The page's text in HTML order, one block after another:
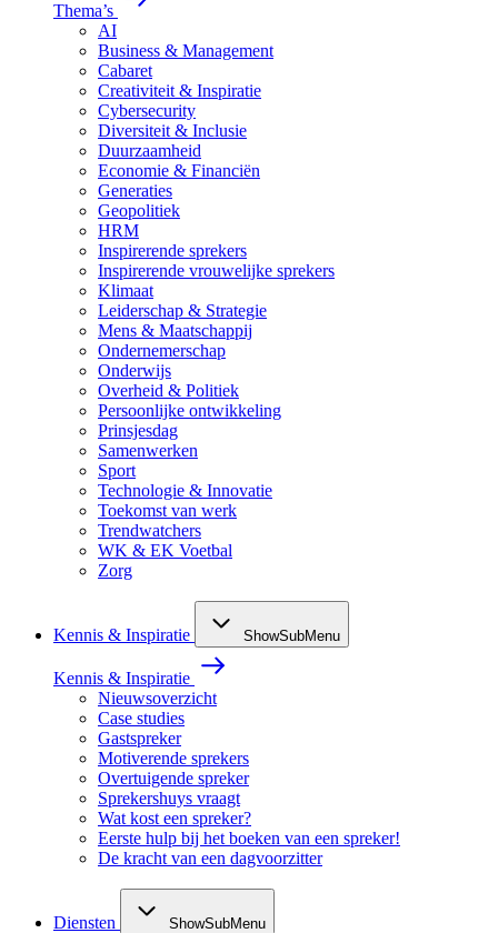
Thema’s
AI
Business & Management
Cabaret
Creativiteit & Inspiratie
Cybersecurity
Diversiteit & Inclusie
Duurzaamheid
Economie & Financiën
Generaties
Geopolitiek
HRM
Inspirerende sprekers
Inspirerende vrouwelijke sprekers
Klimaat
Leiderschap & Strategie
Mens & Maatschappij
Ondernemerschap
Onderwijs
Overheid & Politiek
Persoonlijke ontwikkeling
Prinsjesdag
Samenwerken
Sport
Technologie & Innovatie
Toekomst van werk
Trendwatchers
WK & EK Voetbal
Zorg
Kennis & Inspiratie ShowSubMenu
Kennis & Inspiratie
Nieuwsoverzicht
Case studies
Gastspreker
Motiverende sprekers
Overtuigende spreker
Sprekershuys vraagt
Wat kost een spreker?
Eerste hulp bij het boeken van een spreker!
De kracht van een dagvoorzitter
Diensten ShowSubMenu